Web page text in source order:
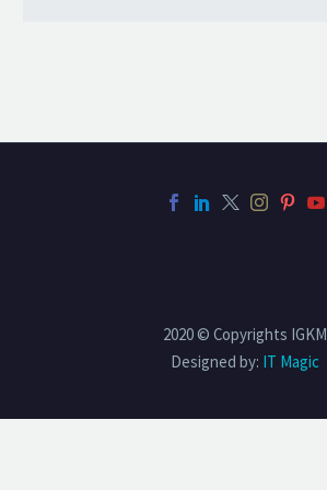
2020 © Copyrights IGKM
Designed by: IT Magic